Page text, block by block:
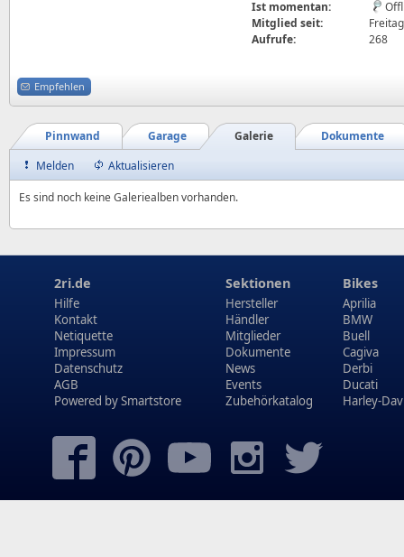
Ist momentan:
Mitglied seit:
Aufrufe:
268
Empfehlen
Dokumente
Galerie
Garage
Pinnwand
Melden
Aktualisieren
Es sind noch keine Galeriealben vorhanden.
2ri.de
Hilfe
Kontakt
Netiquette
Impressum
Datenschutz
AGB
Powered bySmartstore
Sektionen
Hersteller
Händler
Mitglieder
Dokumente
News
Events
Zubehörkatalog
Bikes
Aprilia
BMW
Buell
Cagiva
Derbi
Ducati
Harley-